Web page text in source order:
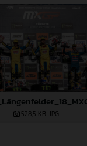
528,5 KB .JPG